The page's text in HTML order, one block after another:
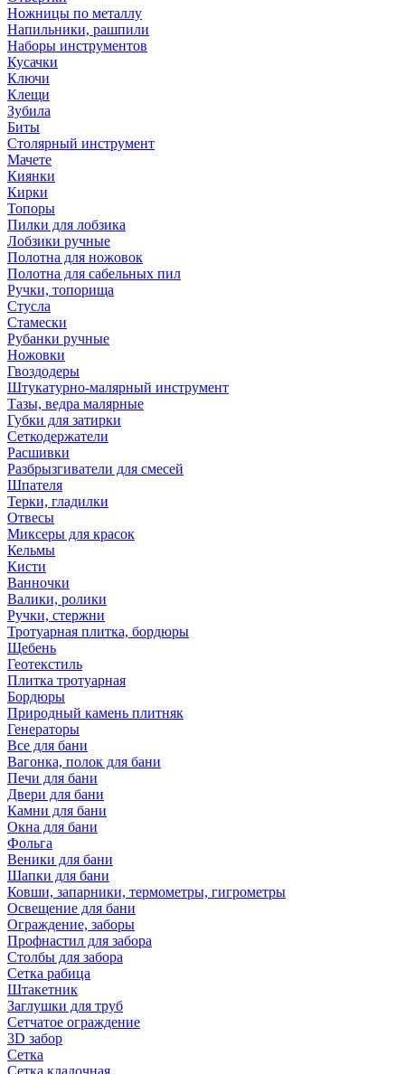
Ножницы по металлу
Напильники, рашпили
Наборы инструментов
Кусачки
Ключи
Клещи
Зубила
Биты
Столярный инструмент
Мачете
Киянки
Кирки
Топоры
Пилки для лобзика
Лобзики ручные
Полотна для ножовок
Полотна для сабельных пил
Ручки, топорища
Стусла
Стамески
Рубанки ручные
Ножовки
Гвоздодеры
Штукатурно-малярный инструмент
Тазы, ведра малярные
Губки для затирки
Сеткодержатели
Расшивки
Разбрызгиватели для смесей
Шпателя
Терки, гладилки
Отвесы
Миксеры для красок
Кельмы
Кисти
Ванночки
Валики, ролики
Ручки, стержни
Тротуарная плитка, бордюры
Щебень
Геотекстиль
Плитка тротуарная
Бордюры
Природный камень плитняк
Генераторы
Все для бани
Вагонка, полок для бани
Печи для бани
Двери для бани
Камни для бани
Окна для бани
Фольга
Веники для бани
Шапки для бани
Ковши, запарники, термометры, гигрометры
Освещение для бани
Ограждение, заборы
Профнастил для забора
Столбы для забора
Сетка рабица
Штакетник
Заглушки для труб
Сетчатое ограждение
3D забор
Сетка
Сетка кладочная